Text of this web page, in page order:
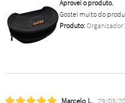
Aprovei o produto.
Gostei muito do
Produto:Organizador